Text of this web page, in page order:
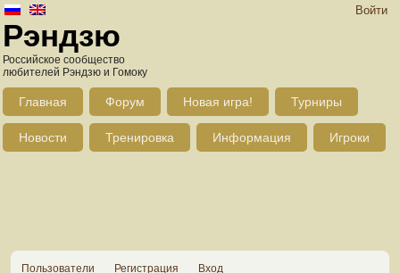
Войти
Рэндзю
Российское сообщество
любителей Рэндзю и Гомоку
Главная Форум Новая игра! Турниры
Новости Тренировка Информация Игроки
Пользователи Регистрация Вход